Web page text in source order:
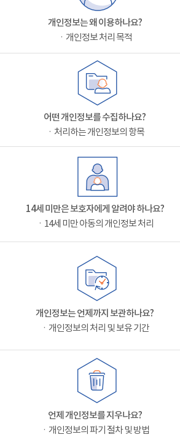
개인정보는 왜 이용하나요?
ㆍ개인정보 처리 목적
어떤 개인정보를 수집하나요?
ㆍ처리하는 개인정보의 항목
14세 미만은 보호자에게 알려야 하나요?
ㆍ14세 미만 아동의 개인정보 처리
개인정보는 언제까지 보관하나요?
ㆍ개인정보의 처리 및 보유 기간
언제 개인정보를 지우나요?
ㆍ개인정보의 파기 절차 및 방법